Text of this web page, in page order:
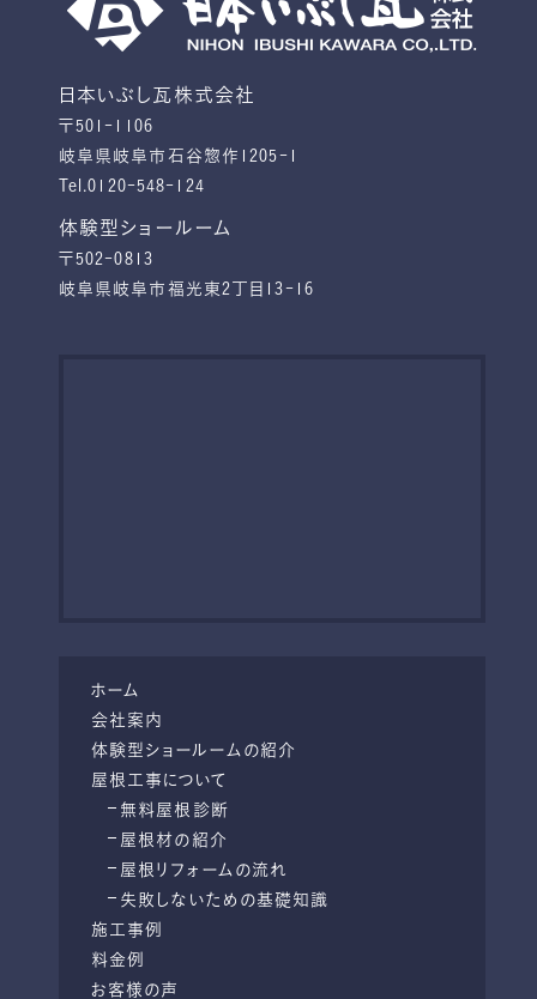
日本いぶし瓦株式会社
〒501-1106
岐阜県岐阜市石谷惣作1205-1
Tel.0120-548-124
体験型ショールーム
〒502-0813
岐阜県岐阜市福光東2丁目13-16
ホーム
会社案内
体験型ショールームの紹介
屋根工事について
無料屋根診断
屋根材の紹介
屋根リフォームの流れ
失敗しないための基礎知識
施工事例
料金例
お客様の声